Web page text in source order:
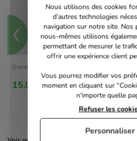
Grand Theft Auto V - PS4
15,00 €
Nous utilisons des cookies
d’autres technologies
navigation sur notre site. Nos
nous-mêmes utilisons
permettant de mesurer le
offrir une expérience client
Vous pourrez modifier vos
moment en cliquant sur
n'importe quelle
Refuser les
Personnaliser